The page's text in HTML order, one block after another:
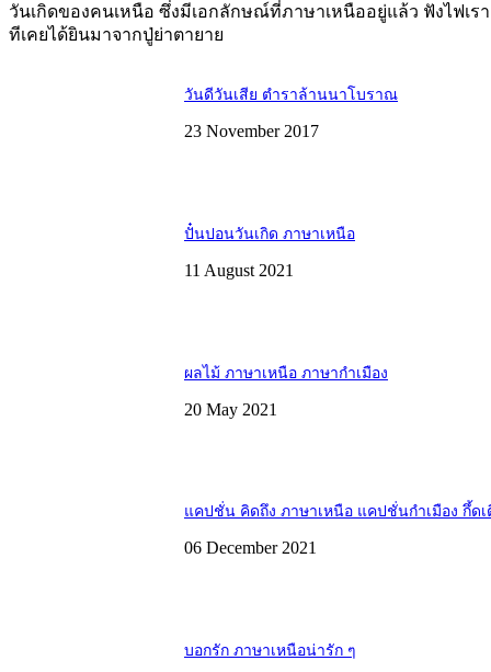
วันเกิดของคนเหนือ ซึ่งมีเอกลักษณ์ที่ภาษาเหนืออยู่แล้ว ฟังไฟเร
ทีเคยได้ยินมาจากปู่ย่าตายาย
วันดีวันเสีย ตำราล้านนาโบราณ
23 November 2017
ปั๋นปอนวันเกิด ภาษาเหนือ
11 August 2021
ผลไม้ ภาษาเหนือ ภาษากำเมือง
20 May 2021
แคปชั่น คิดถึง ภาษาเหนือ แคปชั่นกำเมือง กึ้ดเ
06 December 2021
บอกรัก ภาษาเหนือน่ารัก ๆ